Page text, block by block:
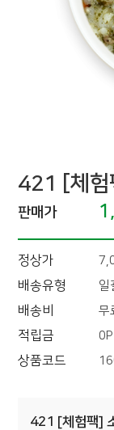
421 [체험
판매가
정상가
배송유형 일
배송비 무
적립금 0P
상품코드
421 [체험팩]